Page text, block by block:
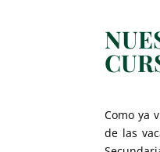
Como ya
de las